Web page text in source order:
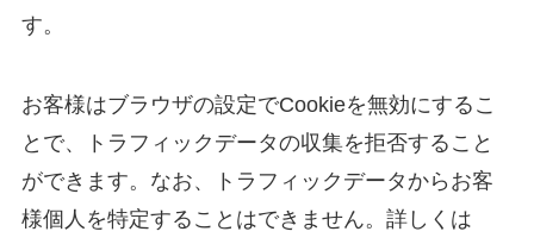
す。
お客様はブラウザの設定でCookieを無効にするこ
とで、トラフィックデータの収集を拒否すること
ができます。なお、トラフィックデータからお客
様個人を特定することはできません。詳しくは